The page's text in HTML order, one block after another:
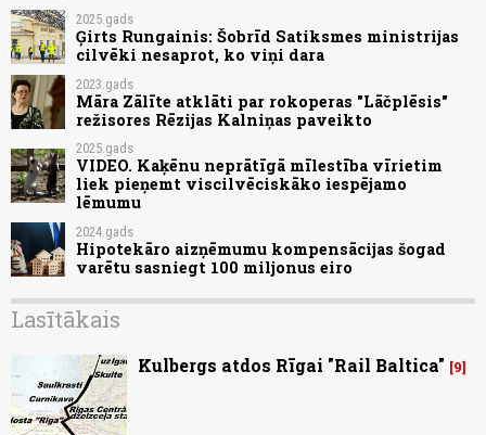
2025.gads
Ģirts Rungainis: Šobrīd Satiksmes ministrijas
cilvēki nesaprot, ko viņi dara
2023.gads
Māra Zālīte atklāti par rokoperas "Lāčplēsis"
režisores Rēzijas Kalniņas paveikto
2025.gads
VIDEO. Kaķēnu neprātīgā mīlestība vīrietim
liek pieņemt viscilvēciskāko iespējamo
lēmumu
2024.gads
Hipotekāro aizņēmumu kompensācijas šogad
varētu sasniegt 100 miljonus eiro
Lasītākais
Kulbergs atdos Rīgai "Rail Baltica" 9